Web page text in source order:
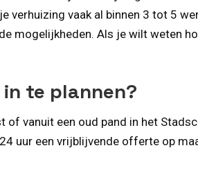
verhuizing vaak al binnen 3 tot 5
mogelijkheden. Als je wilt weten
te plannen?
vanuit een oud pand in het
uur een vrijblijvende offerte op